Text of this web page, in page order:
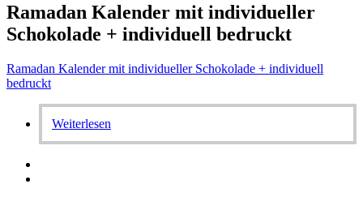
Ramadan Kalender mit individueller
Schokolade + individuell bedruckt
Ramadan Kalender mit individueller Schokolade + individuell
bedruckt
Weiterlesen